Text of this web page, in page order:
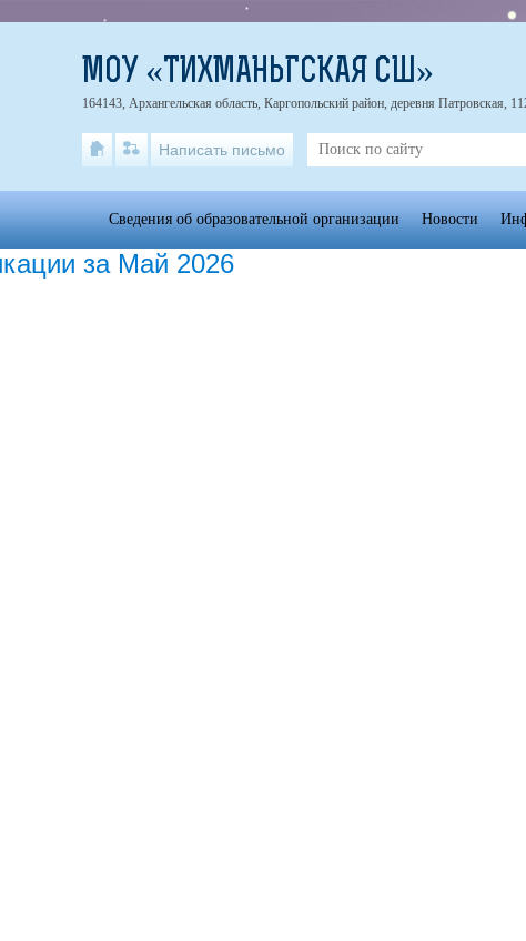
за Май 2026
МОУ «ТИХМАНЬГСКАЯ СШ»
164143, Архангельская область, Каргопольский район, деревня Патровская,
Написать письмо
Сведения об образовательной организации Новости